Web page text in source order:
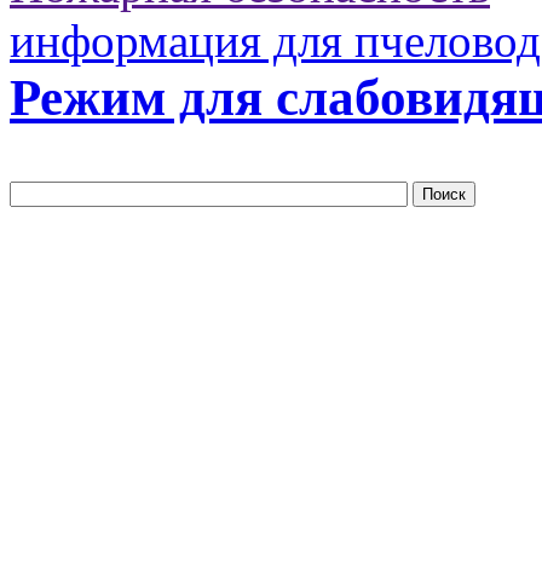
информация для
Режим для